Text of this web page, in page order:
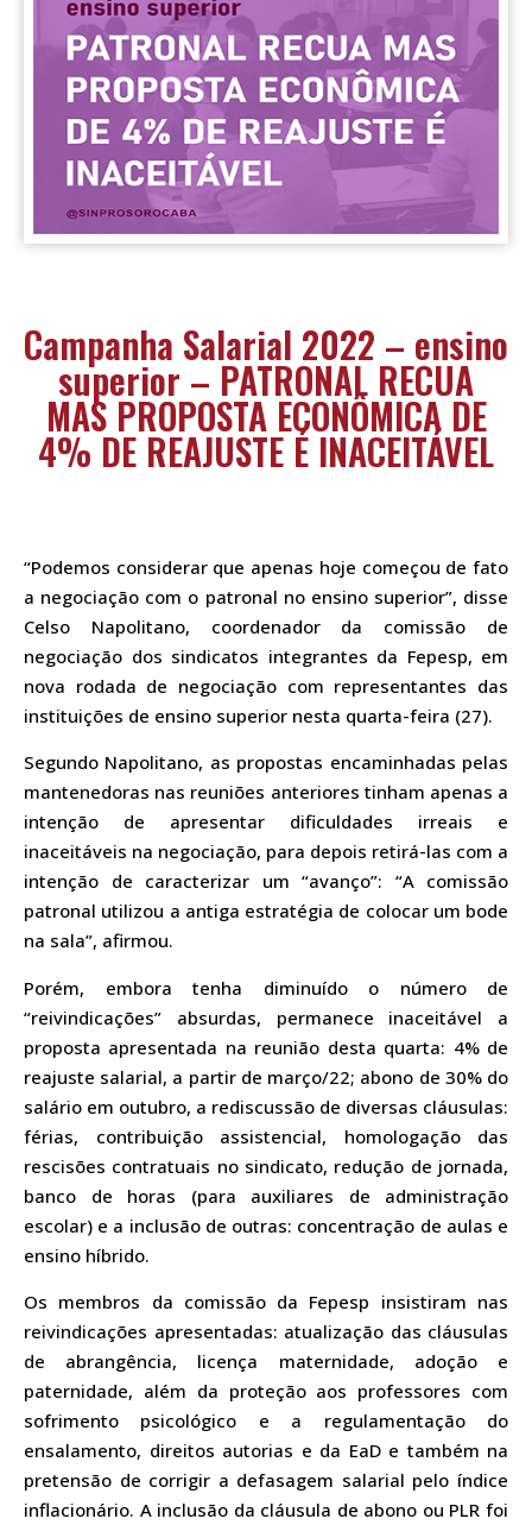
Campanha Salarial 2022 – ensino
superior – PATRONAL RECUA
MAS PROPOSTA ECONÔMICA DE
4% DE REAJUSTE É INACEITÁVEL
“Podemos considerar que apenas hoje começou de fato
a negociação com o patronal no ensino superior”, disse
Celso Napolitano, coordenador da comissão de
negociação dos sindicatos integrantes da Fepesp, em
nova rodada de negociação com representantes das
instituições de ensino superior nesta quarta-feira (27).
Segundo Napolitano, as propostas encaminhadas pelas
mantenedoras nas reuniões anteriores tinham apenas a
intenção de apresentar dificuldades irreais e
inaceitáveis na negociação, para depois retirá-las com a
intenção de caracterizar um “avanço”: “A comissão
patronal utilizou a antiga estratégia de colocar um bode
na sala”, afirmou.
Porém, embora tenha diminuído o número de
“reivindicações” absurdas, permanece inaceitável a
proposta apresentada na reunião desta quarta: 4% de
reajuste salarial, a partir de março/22; abono de 30% do
salário em outubro, a rediscussão de diversas cláusulas:
férias, contribuição assistencial, homologação das
rescisões contratuais no sindicato, redução de jornada,
banco de horas (para auxiliares de administração
escolar) e a inclusão de outras: concentração de aulas e
ensino híbrido.
Os membros da comissão da Fepesp insistiram nas
reivindicações apresentadas: atualização das cláusulas
de abrangência, licença maternidade, adoção e
paternidade, além da proteção aos professores com
sofrimento psicológico e a regulamentação do
ensalamento, direitos autorias e da EaD e também na
pretensão de corrigir a defasagem salarial pelo índice
inflacionário. A inclusão da cláusula de abono ou PLR foi